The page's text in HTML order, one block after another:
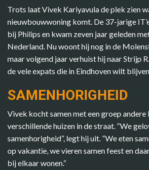
Trots laat Vivek Kariyavula de plek zien
nieuwbouwwoning komt. De 37-jarige
bij Philips en kwam zeven jaar geleden
Nederland. Nu woont hij nog in de
maar volgend jaar verhuist hij naar Strijp
de vele expats die in Eindhoven wilt
SAMENHORIGHEID
Vivek kocht samen met een groep andere
verschillende huizen in de straat. “We
samenhorigheid”, legt hij uit. “We eten
op vakantie, we vieren samen feest en
bij elkaar wonen.”